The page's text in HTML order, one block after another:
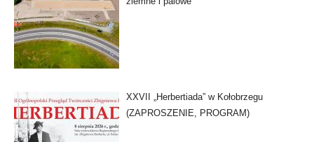
XXVII „Herbertiada” w Kołobrzegu
(ZAPROSZENIE, PROGRAM)